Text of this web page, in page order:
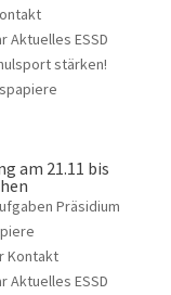
ESSD
stärken!
am 21.11 bis
Präsidium
Kontakt
ESSD